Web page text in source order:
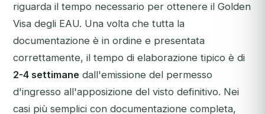
riguarda il tempo necessario per ottenere il Golden
Visa degli EAU. Una volta che tutta la
documentazione è in ordine e presentata
correttamente, il tempo di elaborazione tipico è di
2-4 settimane dall'emissione del permesso
d'ingresso all'apposizione del visto definitivo. Nei
casi più semplici con documentazione completa,